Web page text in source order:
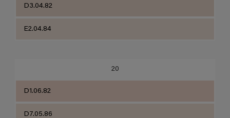
D3.04.82
E2.04.84
20
D1.06.82
D7.05.86